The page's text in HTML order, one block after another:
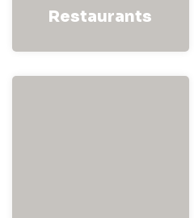
Restaurants